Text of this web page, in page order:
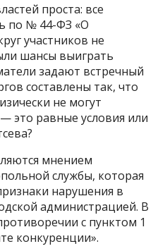
проста: все
по № 44-ФЗ «О
участников не
шансы выиграть
задают встречный
составлены так, что
не могут
это равные условия или
мнением
службы, которая
нарушения в
администрацией. В
с пунктом 1
конкуренции».